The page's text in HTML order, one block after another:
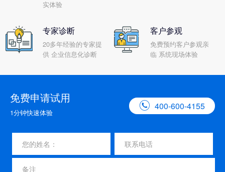
实体验
专家诊断
20多年经验的专家提
供 企业信息化诊断
客户参观
免费预约客户参观亲
临 系统现场体验
免费申请试用
1分钟快速体验
 400-600-4155